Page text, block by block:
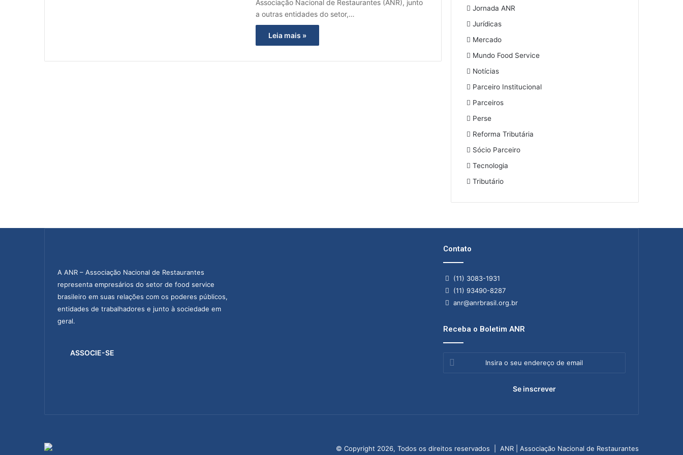
Associação Nacional de Restaurantes (ANR), junto
a outras entidades do setor,…
Leia mais »
Jornada ANR
Jurídicas
Mercado
Mundo Food Service
Notícias
Parceiro Institucional
Parceiros
Perse
Reforma Tributária
Sócio Parceiro
Tecnologia
Tributário
A ANR – Associação Nacional de Restaurantes
representa empresários do setor de food service
brasileiro em suas relações com os poderes públicos,
entidades de trabalhadores e junto à sociedade em
geral.
ASSOCIE-SE
Contato
(11) 3083-1931
(11) 93490-8287
anr@anrbrasil.org.br
Receba o Boletim ANR
Insira
© Copyright 2026, Todos os direitos reservados | ANR | Associação Nacional de Restaurantes